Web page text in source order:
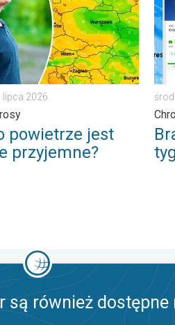
lipca 2026
powietrze jest
przyjemne?
są również dostępne